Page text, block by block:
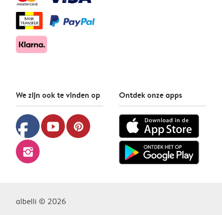
We zijn ook te vinden op
facebook youtube pinterest
instagram
Ontdek onze apps
albelli © 2026